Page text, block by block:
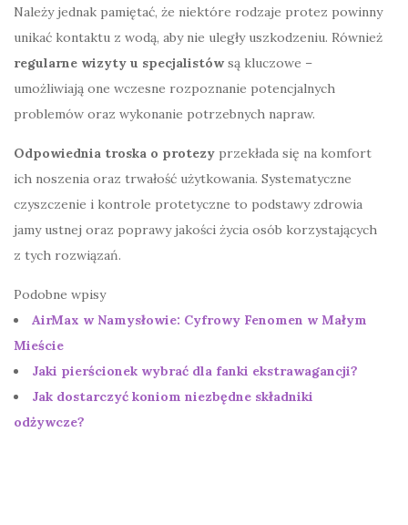
Należy jednak pamiętać, że niektóre rodzaje protez powinny
unikać kontaktu z wodą, aby nie uległy uszkodzeniu. Również
regularne wizyty u specjalistów są kluczowe –
umożliwiają one wczesne rozpoznanie potencjalnych
problemów oraz wykonanie potrzebnych napraw.
Odpowiednia troska o protezy przekłada się na komfort
ich noszenia oraz trwałość użytkowania. Systematyczne
czyszczenie i kontrole protetyczne to podstawy zdrowia
jamy ustnej oraz poprawy jakości życia osób korzystających
z tych rozwiązań.
Podobne wpisy
AirMax w Namysłowie: Cyfrowy Fenomen w Małym
Mieście
Jaki pierścionek wybrać dla fanki ekstrawagancji?
Jak dostarczyć koniom niezbędne składniki
odżywcze?